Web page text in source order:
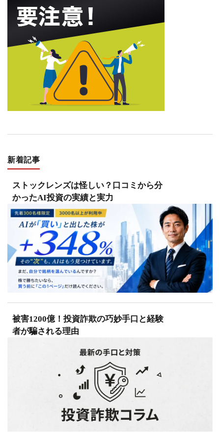
新着記事
ストックレンズは怪しい？口コミから分
かったAI投資の実績と実力
被害1200億！投資詐欺の巧妙手口と経験
者が騙される理由